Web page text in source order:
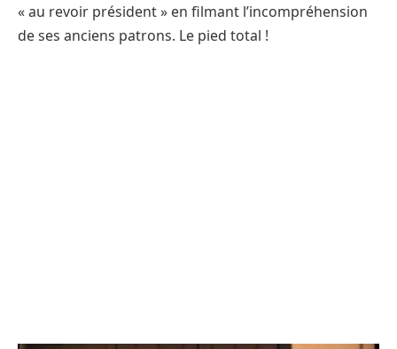
« au revoir président » en filmant l’incompréhension
de ses anciens patrons. Le pied total !